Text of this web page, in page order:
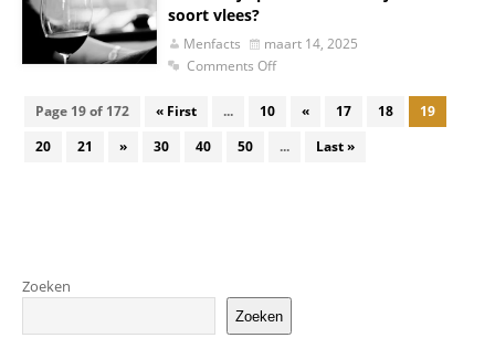
soort vlees?
Menfacts
maart 14, 2025
Comments Off
Page 19 of 172 « First ... 10 « 17 18
19
20
21 » 30 40 50 ... Last »
Zoeken
Zoeken